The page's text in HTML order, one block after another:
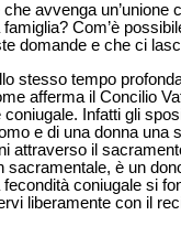
avvenga un’unione
Com’è
domande e che ci
stesso tempo
afferma il Concilio
Infatti gli
e di una donna
attraverso il
è un
coniugale si
liberamente con il